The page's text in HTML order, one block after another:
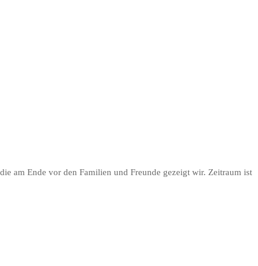
am Ende vor den Familien und Freunde gezeigt wir. Zeitraum ist